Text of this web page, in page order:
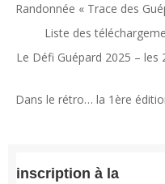
Randonnée « Trace des
Liste des
Le Défi Guépard 2025 –
Dans le rétro… la 1ère
inscription à la